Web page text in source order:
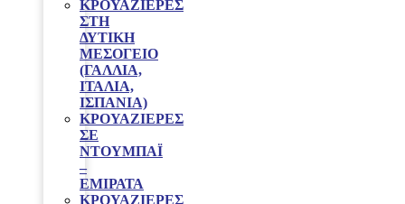
ΚΡΟΥΑΖΙΕΡΕΣ
ΣΤΗ
ΔΥΤΙΚΗ
ΜΕΣΟΓΕΙΟ
(ΓΑΛΛΙΑ,
ΙΤΑΛΙΑ,
ΙΣΠΑΝΙΑ)
ΚΡΟΥΑΖΙΕΡΕΣ
ΣΕ
ΝΤΟΥΜΠΑΪ
–
ΕΜΙΡΑΤΑ
ΚΡΟΥΑΖΙΕΡΕΣ